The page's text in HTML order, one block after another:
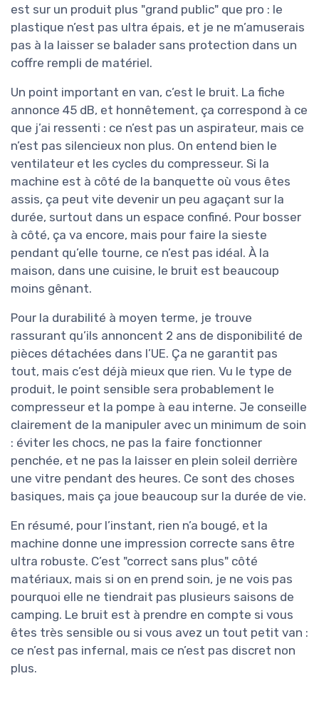
est sur un produit plus "grand public" que pro : le
plastique n’est pas ultra épais, et je ne m’amuserais
pas à la laisser se balader sans protection dans un
coffre rempli de matériel.
Un point important en van, c’est le bruit. La fiche
annonce 45 dB, et honnêtement, ça correspond à ce
que j’ai ressenti : ce n’est pas un aspirateur, mais ce
n’est pas silencieux non plus. On entend bien le
ventilateur et les cycles du compresseur. Si la
machine est à côté de la banquette où vous êtes
assis, ça peut vite devenir un peu agaçant sur la
durée, surtout dans un espace confiné. Pour bosser
à côté, ça va encore, mais pour faire la sieste
pendant qu’elle tourne, ce n’est pas idéal. À la
maison, dans une cuisine, le bruit est beaucoup
moins gênant.
Pour la durabilité à moyen terme, je trouve
rassurant qu’ils annoncent 2 ans de disponibilité de
pièces détachées dans l’UE. Ça ne garantit pas
tout, mais c’est déjà mieux que rien. Vu le type de
produit, le point sensible sera probablement le
compresseur et la pompe à eau interne. Je conseille
clairement de la manipuler avec un minimum de soin
: éviter les chocs, ne pas la faire fonctionner
penchée, et ne pas la laisser en plein soleil derrière
une vitre pendant des heures. Ce sont des choses
basiques, mais ça joue beaucoup sur la durée de vie.
En résumé, pour l’instant, rien n’a bougé, et la
machine donne une impression correcte sans être
ultra robuste. C’est "correct sans plus" côté
matériaux, mais si on en prend soin, je ne vois pas
pourquoi elle ne tiendrait pas plusieurs saisons de
camping. Le bruit est à prendre en compte si vous
êtes très sensible ou si vous avez un tout petit van :
ce n’est pas infernal, mais ce n’est pas discret non
plus.